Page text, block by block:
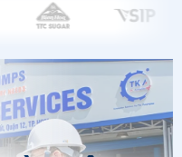
BIOFUEL